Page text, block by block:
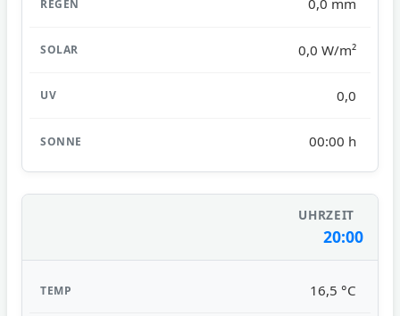
0,0 mm
0,0 W/m²
0,0
00:00 h
20:00
16,5 °C